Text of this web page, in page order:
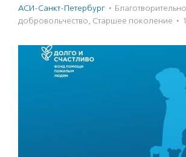
АСИ-Санкт-Петербург ·
доброволь­чест­во, Старшее поколение ·